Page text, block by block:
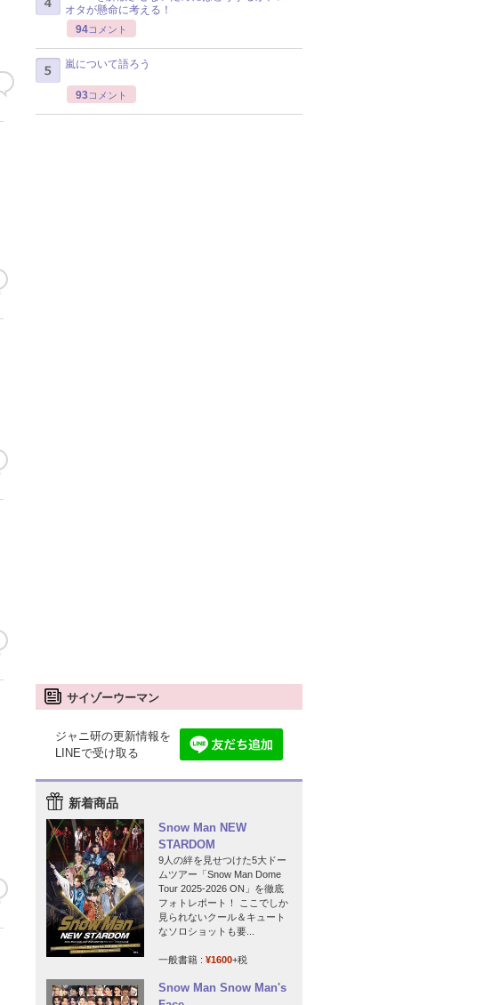
オタが懸命に考える！
94コメント
嵐について語ろう
93コメント
サイゾーウーマン
ジャニ研の更新情報を
LINEで受け取る
新着商品
Snow Man NEW
STARDOM
9人の絆を見せつけた5大ドー
ムツアー「Snow Man Dome
Tour 2025-2026 ON」を徹底
フォトレポート！ ここでしか
見られないクール＆キュート
なソロショットも要...
一般書籍 : ¥1600+税
Snow Man Snow Man's